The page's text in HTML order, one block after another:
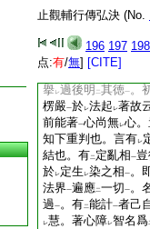
止觀輔行傳弘決 (No.
196 197 198
点:有/無] [CITE]
不レ見 二經意 一 便謂 二
釋義全棄
此文 。使
准レ 彼歴 一一切法一 無レ
華云。仁者受二是法
即法故。又行中下
擧レ過後明 二其徳一。
楞嚴一於レ法起 レ著故
前能著一心尚無レ心
知下重判也。言有レ
結也。有二 定亂相一
於レ定生 レ染之相一。
法界一遍應二一切一。
過一。有二能計一者己
レ慧。著心障レ智名爲